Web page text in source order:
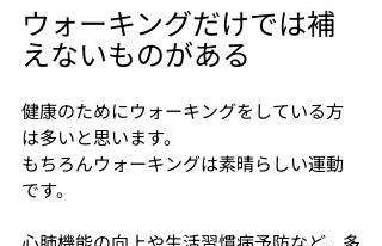
ウォーキングだけでは補
えないものがある
健康のためにウォーキングをしている方
は多いと思います。
もちろんウォーキングは素晴らしい運動
です。